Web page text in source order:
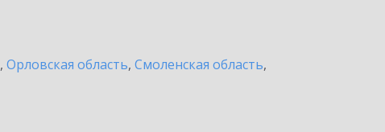
, Орловская область, Смоленская область,